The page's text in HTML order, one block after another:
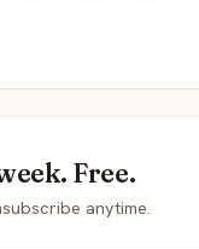
Free.
anytime.